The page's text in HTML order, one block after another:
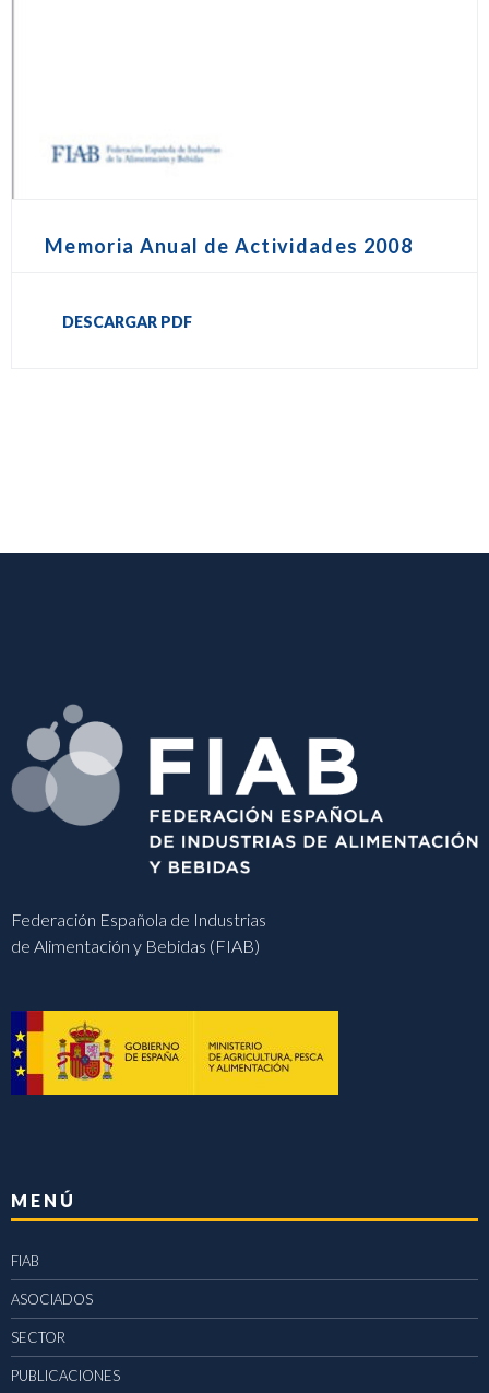
Memoria Anual de Actividades 2008
DESCARGAR PDF
Federación Española de Industrias
de Alimentación y Bebidas (FIAB)
MENÚ
FIAB
ASOCIADOS
SECTOR
PUBLICACIONES